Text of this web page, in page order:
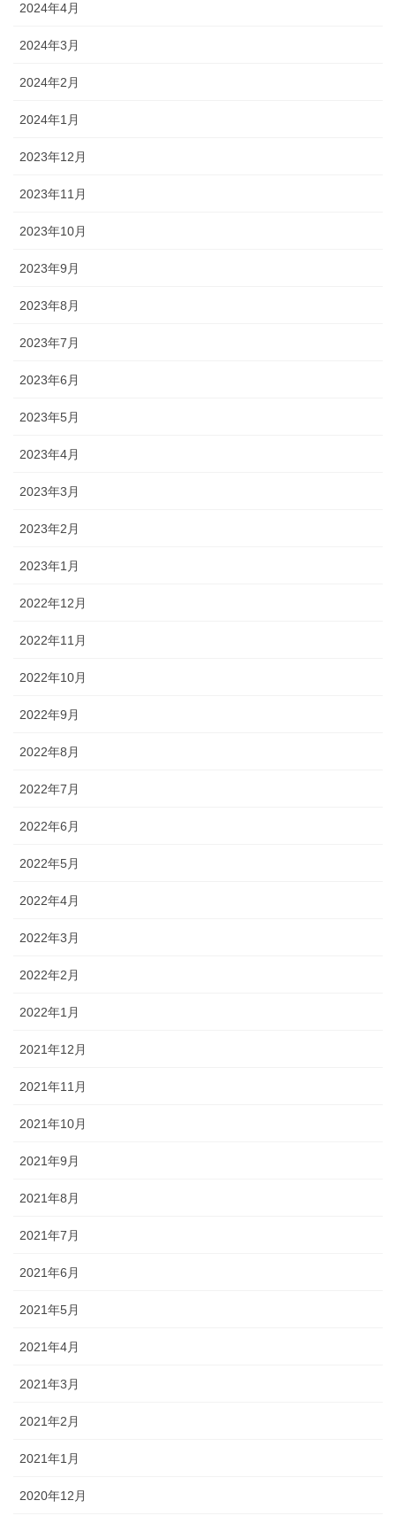
2024年4月
2024年3月
2024年2月
2024年1月
2023年12月
2023年11月
2023年10月
2023年9月
2023年8月
2023年7月
2023年6月
2023年5月
2023年4月
2023年3月
2023年2月
2023年1月
2022年12月
2022年11月
2022年10月
2022年9月
2022年8月
2022年7月
2022年6月
2022年5月
2022年4月
2022年3月
2022年2月
2022年1月
2021年12月
2021年11月
2021年10月
2021年9月
2021年8月
2021年7月
2021年6月
2021年5月
2021年4月
2021年3月
2021年2月
2021年1月
2020年12月